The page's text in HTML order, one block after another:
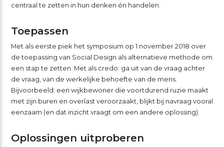
centraal te zetten in hun denken én handelen.
Toepassen
Met als eerste piek het symposium op 1 november 2018 over
de toepassing van Social Design als alternatieve methode om
een stap te zetten. Met als credo: ga uit van de vraag achter
de vraag, van de werkelijke behoefte van de mens.
Bijvoorbeeld: een wijkbewoner die voortdurend ruzie maakt
met zijn buren en overlast veroorzaakt, blijkt bij navraag vooral
eenzaam (en dat inzicht vraagt om een andere oplossing).
Oplossingen uitproberen